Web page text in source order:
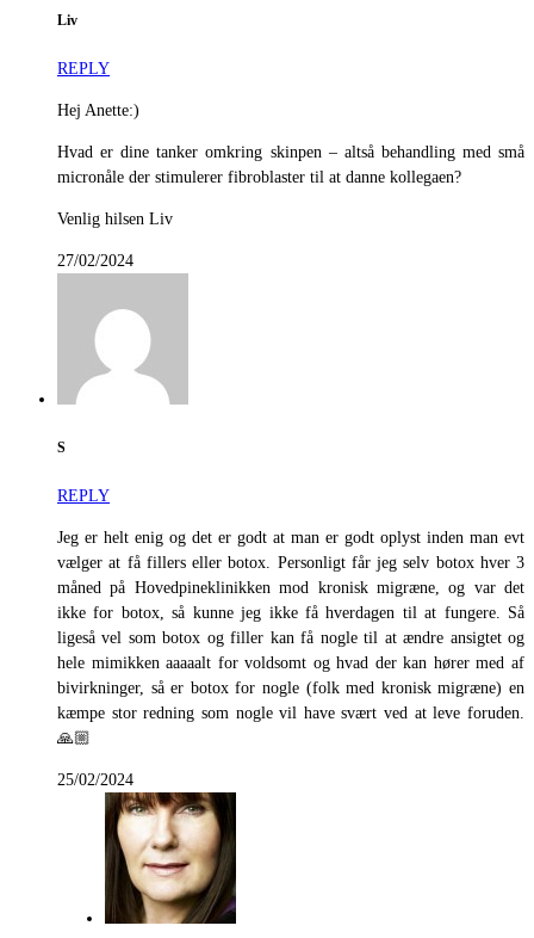
Liv
REPLY
Hej Anette:)
Hvad er dine tanker omkring skinpen – altså behandling med små
micronåle der stimulerer fibroblaster til at danne kollegaen?
Venlig hilsen Liv
27/02/2024
S
REPLY
Jeg er helt enig og det er godt at man er godt oplyst inden man evt
vælger at få fillers eller botox. Personligt får jeg selv botox hver 3
måned på Hovedpineklinikken mod kronisk migræne, og var det
ikke for botox, så kunne jeg ikke få hverdagen til at fungere. Så
ligeså vel som botox og filler kan få nogle til at ændre ansigtet og
hele mimikken aaaaalt for voldsomt og hvad der kan hører med af
bivirkninger, så er botox for nogle (folk med kronisk migræne) en
kæmpe stor redning som nogle vil have svært ved at leve foruden.
🙏🏼
25/02/2024